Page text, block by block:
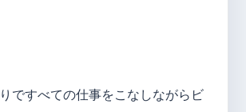
ですべての仕事をこなしながらビ